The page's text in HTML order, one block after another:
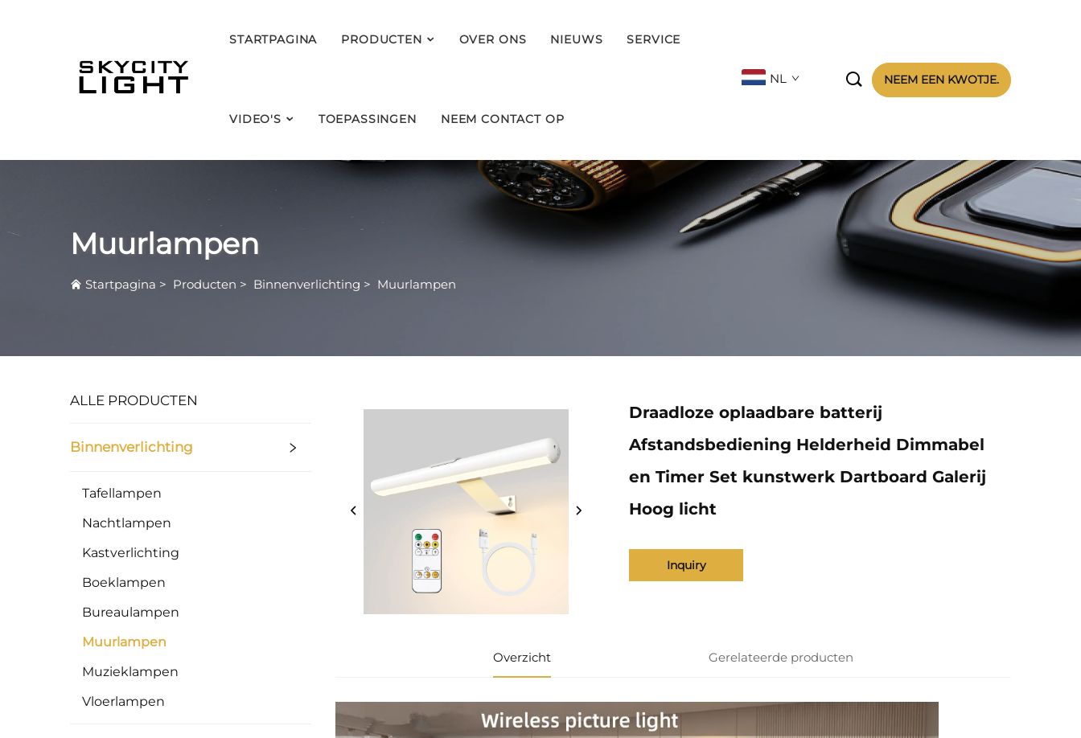
STARTPAGINA PRODUCTEN OVER ONS NIEUWS SERVICE
VIDEO'S TOEPASSINGEN NEEM CONTACT OP
NL  NEEM EEN KWOTJE.
Muurlampen
Startpagina > Producten > Binnenverlichting > Muurlampen
ALLE PRODUCTEN
Binnenverlichting
Tafellampen
Nachtlampen
Kastverlichting
Boeklampen
Bureaulampen
Muurlampen
Muzieklampen
Vloerlampen
Draadloze oplaadbare batterij
Afstandsbediening Helderheid Dimmabel
en Timer Set kunstwerk Dartboard Galerij
Hoog licht
Inquiry
Overzicht Gerelateerde producten